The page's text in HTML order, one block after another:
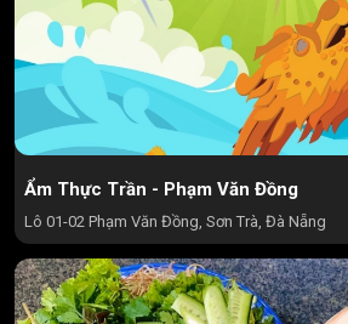
Ẩm Thực Trần - Phạm Văn Đồng
Lô 01-02 Phạm Văn Đồng, Sơn Trà, Đà Nẵng